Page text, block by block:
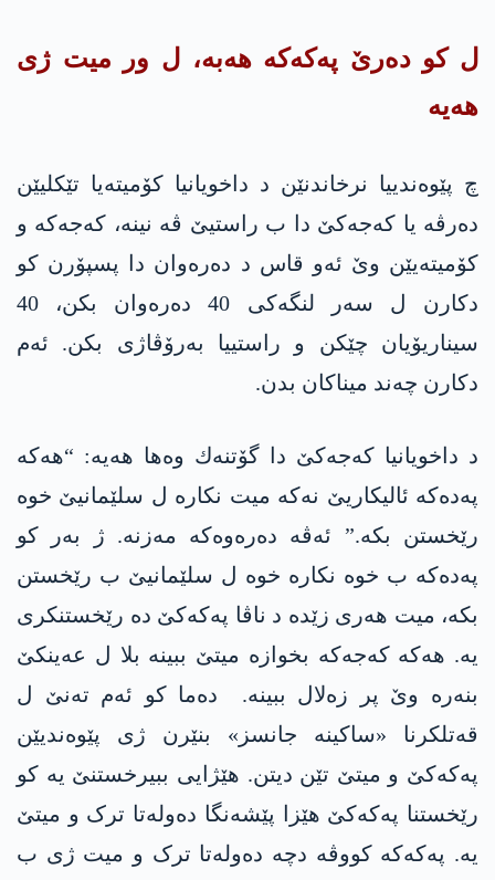
ل کو دەرێ په‌كه‌كە هەبە، ل ور میت ژی
هەیە
چ پێوه‌ندییا نرخاندنێن د داخویانیا کۆمیتەیا تێکلیێن
دەرڤە یا كه‌جه‌كێ دا ب راستیێ ڤه‌ نینە، كه‌جه‌كە و
کۆمیتەیێن وێ ئەو قاس د دەرەوان دا پسپۆرن كو
دکارن ل سەر لنگەکی 40 دەرەوان بکن، 40
سیناریۆیان چێکن و راستییا بەرۆڤاژی بکن. ئەم
دکارن چەند میناکان بدن.
د داخویانیا كه‌جه‌كێ دا گۆتنه‌ك وه‌ها هەیە: “هەکە
په‌ده‌كە ئالیکاریێ نەکە میت نکارە ل سلێمانیێ خوە
رێخستن بکە.” ئەڤه‌ دەرەوەکە مەزنە. ژ بەر کو
په‌ده‌كە ب خوە نکارە خوە ل سلێمانیێ ب رێخستن
بکە، میت هەری زێدە د ناڤا په‌كه‌كێ دە رێخستنکری
یە. هەکە كه‌جه‌كە بخوازە میتێ ببینە بلا ل عەینكێ
بنەرە وێ پر زەلال ببینە. دەما کو ئەم تەنێ ل
قەتلکرنا «ساکینە جانسز» بنێرن ژی پێوەندیێن
په‌كه‌كێ و میتێ تێن دیتن. هێژایی ببیرخستنێ یە کو
رێخستنا په‌كه‌كێ هێزا پێشەنگا دەولەتا ترک و میتێ
یە. په‌كه‌كە کووڤە دچە دەولەتا ترک و میت ژی ب